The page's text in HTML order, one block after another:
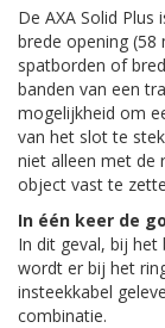
De AXA Solid
brede opening
spatborden of
banden van een
mogelijkheid om
van het slot te
niet alleen met de
object vast te
In één keer de
In dit geval, bij het
wordt er bij het
insteekkabel
combinatie.